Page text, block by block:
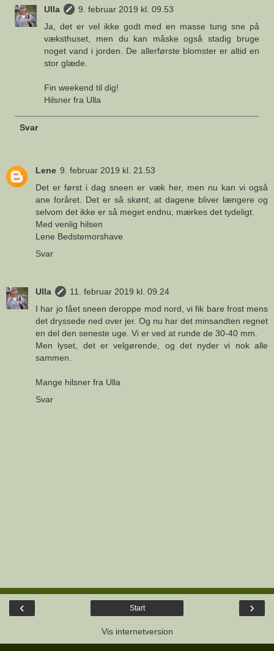
Ulla
9. februar 2019 kl. 09.53
Ja, det er vel ikke godt med en masse tung sne på
væksthuset, men du kan måske også stadig bruge
noget vand i jorden. De allerførste blomster er altid en
stor glæde.
Fin weekend til dig!
Hilsner fra Ulla
Svar
Lene 9. februar 2019 kl. 21.53
Det er først i dag sneen er væk her, men nu kan vi også
ane foråret. Det er så skønt, at dagene bliver længere og
selvom det ikke er så meget endnu, mærkes det tydeligt.
Med venlig hilsen
Lene Bedstemorshave
Svar
Ulla
11. februar 2019 kl. 09.24
I har jo fået sneen deroppe mod nord, vi fik bare frost mens
det dryssede ned over jer. Og nu har det minsandten regnet
en del den seneste uge. Vi er ved at runde de 30-40 mm.
Men lyset, det er velgørende, og det nyder vi nok alle
sammen.
Mange hilsner fra Ulla
Svar
‹ ›
Start
Vis internetversion